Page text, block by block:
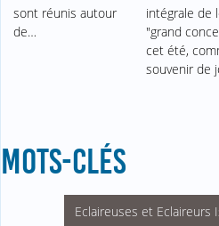
sont réunis autour
de…
intégrale de
"grand
cet été,
souvenir de
MOTS-CLÉS
Eclaireuses et Eclaireurs